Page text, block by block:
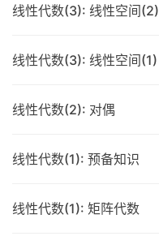
线性代数(3): 线性空间(2)
线性代数(3): 线性空间(1)
线性代数(2): 对偶
线性代数(1): 预备知识
线性代数(1): 矩阵代数